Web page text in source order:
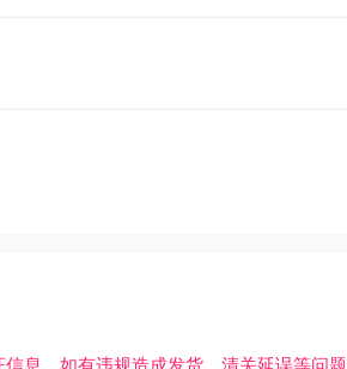
息，如有违规造成发货、清关延误等问